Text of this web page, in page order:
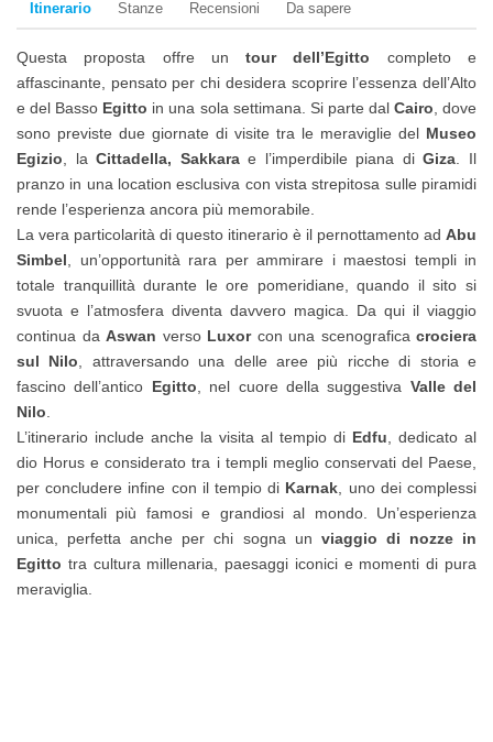
Itinerario Stanze Recensioni Da sapere
Questa proposta offre untour dell’Egitto completo e
affascinante, pensato per chi desidera scoprire l’essenza dell’Alto
e del Basso Egitto in una sola settimana. Si parte dal Cairo , dove
sono previste due giornate di visite tra le meraviglie del Museo
Egizio , laCittadella, Sakkarae l’imperdibile piana diGiza . Il
pranzo in una location esclusiva con vista strepitosa sulle piramidi
rende l’esperienza ancora più memorabile.
La vera particolarità di questo itinerario è il pernottamento ad Abu
Simbel , un’opportunità rara per ammirare i maestosi templi in
totale tranquillità durante le ore pomeridiane, quando il sito si
svuota e l’atmosfera diventa davvero magica. Da qui il viaggio
continua da Aswan verso Luxorcon una scenografica crociera
sul Nilo , attraversando una delle aree più ricche di storia e
fascino dell’antico Egitto , nel cuore della suggestiva Valle del
Nilo
L’itinerario include anche la visita al tempio di Edfu , dedicato al
dio Horus e considerato tra i templi meglio conservati del Paese,
per concludere infine con il tempio di Karnak , uno dei complessi
monumentali più famosi e grandiosi al mondo. Un’esperienza
unica, perfetta anche per chi sogna un viaggio di nozze in
Egitto tra cultura millenaria, paesaggi iconici e momenti di pura
meraviglia.